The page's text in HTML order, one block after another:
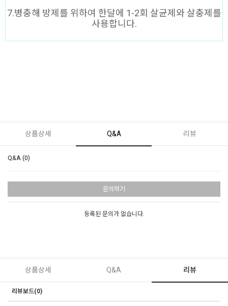
7.병충해 방제를 위하여 한달에 1-2회 살균제와 살충제를
사용합니다.
상품상세 Q&A 리뷰
Q&A (0)
문의하기
등록된 문의가 없습니다.
상품상세 Q&A 리뷰
리뷰보드(0)